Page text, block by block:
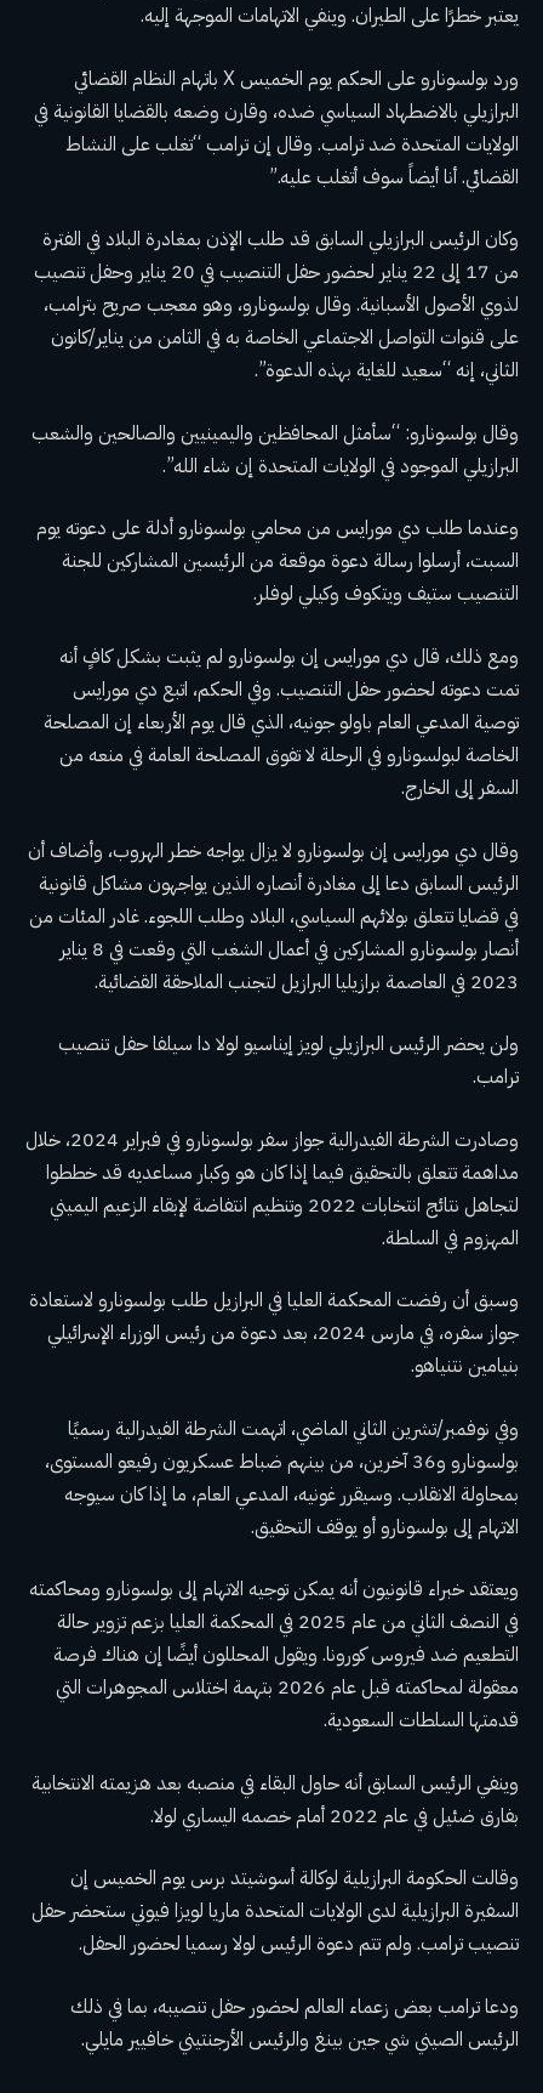
يعتبر خطرًا على الطيران. وينفي الاتهامات الموجهة إليه.
ورد بولسونارو على الحكم يوم الخميس X باتهام النظام القضائي
البرازيلي بالاضطهاد السياسي ضده، وقارن وضعه بالقضايا القانونية في
الولايات المتحدة ضد ترامب. وقال إن ترامب “تغلب على النشاط
القضائي. أنا أيضاً سوف أتغلب عليه.”
وكان الرئيس البرازيلي السابق قد طلب الإذن بمغادرة البلاد في الفترة
من 17 إلى 22 يناير لحضور حفل التنصيب في 20 يناير وحفل تنصيب
لذوي الأصول الأسبانية. وقال بولسونارو، وهو معجب صريح بترامب،
على قنوات التواصل الاجتماعي الخاصة به في الثامن من يناير/كانون
الثاني، إنه “سعيد للغاية بهذه الدعوة”.
وقال بولسونارو: “سأمثل المحافظين واليمينيين والصالحين والشعب
البرازيلي الموجود في الولايات المتحدة إن شاء الله”.
وعندما طلب دي مورايس من محامي بولسونارو أدلة على دعوته يوم
السبت، أرسلوا رسالة دعوة موقعة من الرئيسين المشاركين للجنة
التنصيب ستيف ويتكوف وكيلي لوفلر.
ومع ذلك، قال دي مورايس إن بولسونارو لم يثبت بشكل كافٍ أنه
تمت دعوته لحضور حفل التنصيب. وفي الحكم، اتبع دي مورايس
توصية المدعي العام باولو جونيه، الذي قال يوم الأربعاء إن المصلحة
الخاصة لبولسونارو في الرحلة لا تفوق المصلحة العامة في منعه من
السفر إلى الخارج.
وقال دي مورايس إن بولسونارو لا يزال يواجه خطر الهروب، وأضاف أن
الرئيس السابق دعا إلى مغادرة أنصاره الذين يواجهون مشاكل قانونية
في قضايا تتعلق بولائهم السياسي، البلاد وطلب اللجوء. غادر المئات من
أنصار بولسونارو المشاركين في أعمال الشغب التي وقعت في 8 يناير
2023 في العاصمة برازيليا البرازيل لتجنب الملاحقة القضائية.
ولن يحضر الرئيس البرازيلي لويز إيناسيو لولا دا سيلفا حفل تنصيب
ترامب.
وصادرت الشرطة الفيدرالية جواز سفر بولسونارو في فبراير 2024، خلال
مداهمة تتعلق بالتحقيق فيما إذا كان هو وكبار مساعديه قد خططوا
لتجاهل نتائج انتخابات 2022 وتنظيم انتفاضة لإبقاء الزعيم اليميني
المهزوم في السلطة.
وسبق أن رفضت المحكمة العليا في البرازيل طلب بولسونارو لاستعادة
جواز سفره، في مارس 2024، بعد دعوة من رئيس الوزراء الإسرائيلي
بنيامين نتنياهو.
وفي نوفمبر/تشرين الثاني الماضي، اتهمت الشرطة الفيدرالية رسميًا
بولسونارو و36 آخرين، من بينهم ضباط عسكريون رفيعو المستوى،
بمحاولة الانقلاب. وسيقرر غونيه، المدعي العام، ما إذا كان سيوجه
الاتهام إلى بولسونارو أو يوقف التحقيق.
ويعتقد خبراء قانونيون أنه يمكن توجيه الاتهام إلى بولسونارو ومحاكمته
في النصف الثاني من عام 2025 في المحكمة العليا بزعم تزوير حالة
التطعيم ضد فيروس كورونا. ويقول المحللون أيضًا إن هناك فرصة
معقولة لمحاكمته قبل عام 2026 بتهمة اختلاس المجوهرات التي
قدمتها السلطات السعودية.
وينفي الرئيس السابق أنه حاول البقاء في منصبه بعد هزيمته الانتخابية
بفارق ضئيل في عام 2022 أمام خصمه اليساري لولا.
وقالت الحكومة البرازيلية لوكالة أسوشيتد برس يوم الخميس إن
السفيرة البرازيلية لدى الولايات المتحدة ماريا لويزا فيوتي ستحضر حفل
تنصيب ترامب. ولم تتم دعوة الرئيس لولا رسميا لحضور الحفل.
ودعا ترامب بعض زعماء العالم لحضور حفل تنصيبه، بما في ذلك
الرئيس الصيني شي جين بينغ والرئيس الأرجنتيني خافيير مايلي.